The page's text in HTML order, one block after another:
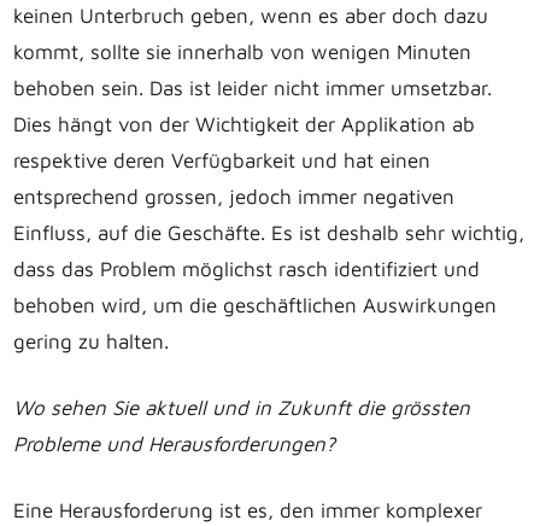
keinen Unterbruch geben, wenn es aber doch dazu
kommt, sollte sie innerhalb von wenigen Minuten
behoben sein. Das ist leider nicht immer umsetzbar.
Dies hängt von der Wichtigkeit der Applikation ab
respektive deren Verfügbarkeit und hat einen
entsprechend grossen, jedoch immer negativen
Einfluss, auf die Geschäfte. Es ist deshalb sehr wichtig,
dass das Problem möglichst rasch identifiziert und
behoben wird, um die geschäftlichen Auswirkungen
gering zu halten.
Wo sehen Sie aktuell und in Zukunft die grössten
Probleme und Herausforderungen?
Eine Herausforderung ist es, den immer komplexer